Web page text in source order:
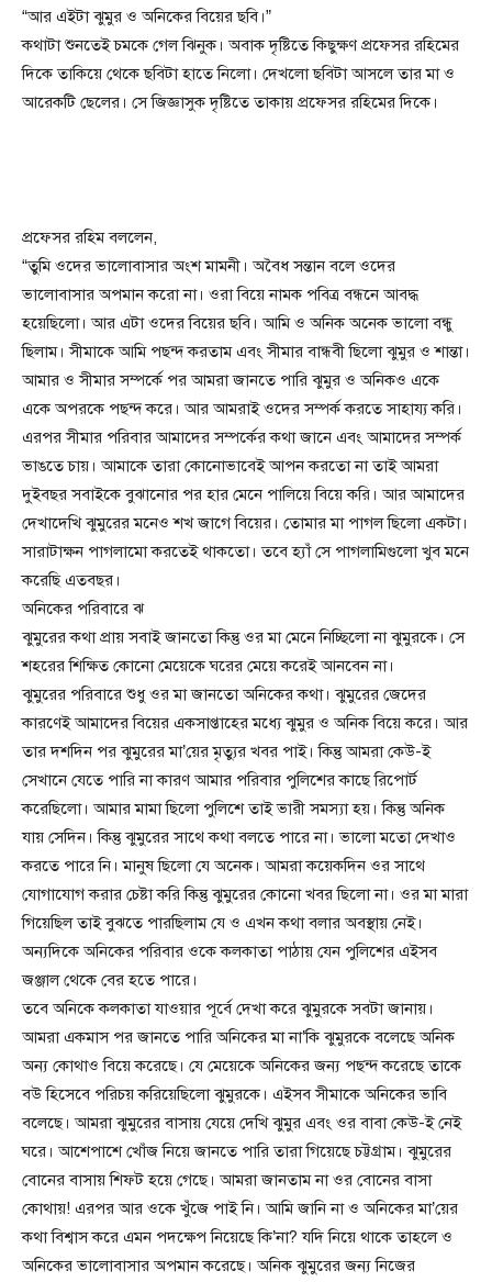
“আর এইটা ঝুমুর ও অনিকের বিয়ের ছবি।”
কথাটা শুনতেই চমকে গেল ঝিনুক। অবাক দৃষ্টিতে কিছুক্ষণ প্রফেসর রহিমের
দিকে তাকিয়ে থেকে ছবিটা হাতে নিলো। দেখলো ছবিটা আসলে তার মা ও
আরেকটি ছেলের। সে জিজ্ঞাসুক দৃষ্টিতে তাকায় প্রফেসর রহিমের দিকে।
প্রফেসর রহিম বললেন,
“তুমি ওদের ভালোবাসার অংশ মামনী। অবৈধ সন্তান বলে ওদের
ভালোবাসার অপমান করো না। ওরা বিয়ে নামক পবিত্র বন্ধনে আবদ্ধ
হয়েছিলো। আর এটা ওদের বিয়ের ছবি। আমি ও অনিক অনেক ভালো বন্ধু
ছিলাম। সীমাকে আমি পছন্দ করতাম এবং সীমার বান্ধবী ছিলো ঝুমুর ও শান্তা।
আমার ও সীমার সম্পর্কে পর আমরা জানতে পারি ঝুমুর ও অনিকও একে
একে অপরকে পছন্দ করে। আর আমরাই ওদের সম্পর্ক করতে সাহায্য করি।
এরপর সীমার পরিবার আমাদের সম্পর্কের কথা জানে এবং আমাদের সম্পর্ক
ভাঙতে চায়। আমাকে তারা কোনোভাবেই আপন করতো না তাই আমরা
দুইবছর সবাইকে বুঝানোর পর হার মেনে পালিয়ে বিয়ে করি। আর আমাদের
দেখাদেখি ঝুমুরের মনেও শখ জাগে বিয়ের। তোমার মা পাগল ছিলো একটা।
সারাটাক্ষন পাগলামো করতেই থাকতো। তবে হ্যাঁ সে পাগলামিগুলো খুব মনে
করেছি এতবছর।
অনিকের পরিবারে ঝ
ঝুমুরের কথা প্রায় সবাই জানতো কিন্তু ওর মা মেনে নিচ্ছিলো না ঝুমুরকে। সে
শহরের শিক্ষিত কোনো মেয়েকে ঘরের মেয়ে করেই আনবেন না।
ঝুমুরের পরিবারে শুধু ওর মা জানতো অনিকের কথা। ঝুমুরের জেদের
কারণেই আমাদের বিয়ের একসাপ্তাহের মধ্যে ঝুমুর ও অনিক বিয়ে করে। আর
তার দশদিন পর ঝুমুরের মা’য়ের মৃত্যুর খবর পাই। কিন্তু আমরা কেউ-ই
সেখানে যেতে পারি না কারণ আমার পরিবার পুলিশের কাছে রিপোর্ট
করেছিলো। আমার মামা ছিলো পুলিশে তাই ভারী সমস্যা হয়। কিন্তু অনিক
যায় সেদিন। কিন্তু ঝুমুরের সাথে কথা বলতে পারে না। ভালো মতো দেখাও
করতে পারে নি। মানুষ ছিলো যে অনেক। আমরা কয়েকদিন ওর সাথে
যোগাযোগ করার চেষ্টা করি কিন্তু ঝুমুরের কোনো খবর ছিলো না। ওর মা মারা
গিয়েছিল তাই বুঝতে পারছিলাম যে ও এখন কথা বলার অবস্থায় নেই।
অন্যদিকে অনিকের পরিবার ওকে কলকাতা পাঠায় যেন পুলিশের এইসব
জঞ্জাল থেকে বের হতে পারে।
তবে অনিকে কলকাতা যাওয়ার পূর্বে দেখা করে ঝুমুরকে সবটা জানায়।
আমরা একমাস পর জানতে পারি অনিকের মা না’কি ঝুমুরকে বলেছে অনিক
অন্য কোথাও বিয়ে করেছে। যে মেয়েকে অনিকের জন্য পছন্দ করেছে তাকে
বউ হিসেবে পরিচয় করিয়েছিলো ঝুমুরকে। এইসব সীমাকে অনিকের ভাবি
বলেছে। আমরা ঝুমুরের বাসায় যেয়ে দেখি ঝুমুর এবং ওর বাবা কেউ-ই নেই
ঘরে। আশেপাশে খোঁজ নিয়ে জানতে পারি তারা গিয়েছে চট্টগ্রাম। ঝুমুরের
বোনের বাসায় শিফট হয়ে গেছে। আমরা জানতাম না ওর বোনের বাসা
কোথায়! এরপর আর ওকে খুঁজে পাই নি। আমি জানি না ও অনিকের মা’য়ের
কথা বিশ্বাস করে এমন পদক্ষেপ নিয়েছে কি’না? যদি নিয়ে থাকে তাহলে ও
অনিকের ভালোবাসার অপমান করেছে। অনিক ঝুমুরের জন্য নিজের